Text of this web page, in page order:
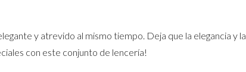
y atrevido al mismo tiempo. Deja que la elegancia y la
con este conjunto de lencería!